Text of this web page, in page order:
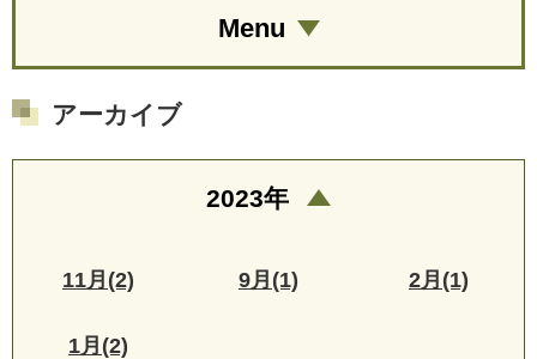
Menu
アーカイブ
2023年
11月(2) 9月(1) 2月(1)
1月(2)